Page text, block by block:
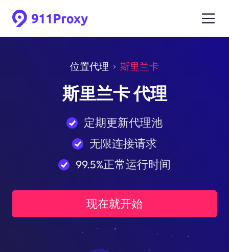
位置代理 斯里兰卡
斯里兰卡 代理
定期更新代理池
无限连接请求
99.5%正常运行时间
现在就开始